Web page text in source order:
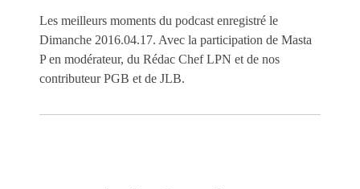
Les meilleurs moments du podcast enregistré le
Dimanche 2016.04.17. Avec la participation de Masta
P en modérateur, du Rédac Chef LPN et de nos
contributeur PGB et de JLB.